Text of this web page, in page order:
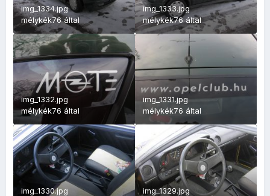
img_1334.jpg
mélykék76által
img_1333.jpg
mélykék76által
img_1332.jpg
mélykék76 által
img_1331.jpg
mélykék76 által
img_1330.jpg
img_1329.jpg